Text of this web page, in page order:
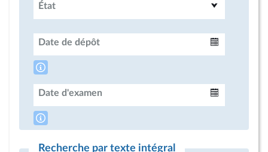
État
Date de dépôt
Date d'examen
Recherche par texte intégral